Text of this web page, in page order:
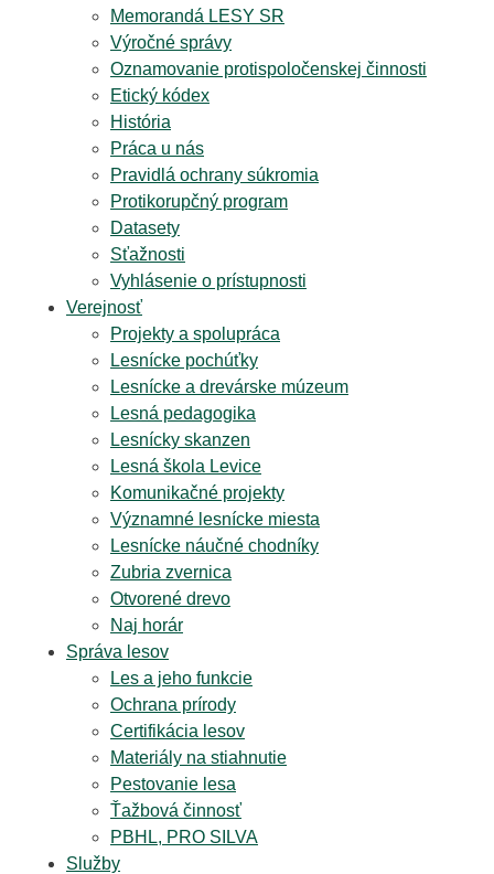
Memorandá LESY SR
Výročné správy
Oznamovanie protispoločenskej činnosti
Etický kódex
História
Práca u nás
Pravidlá ochrany súkromia
Protikorupčný program
Datasety
Sťažnosti
Vyhlásenie o prístupnosti
Verejnosť
Projekty a spolupráca
Lesnícke pochúťky
Lesnícke a drevárske múzeum
Lesná pedagogika
Lesnícky skanzen
Lesná škola Levice
Komunikačné projekty
Významné lesnícke miesta
Lesnícke náučné chodníky
Zubria zvernica
Otvorené drevo
Naj horár
Správa lesov
Les a jeho funkcie
Ochrana prírody
Certifikácia lesov
Materiály na stiahnutie
Pestovanie lesa
Ťažbová činnosť
PBHL, PRO SILVA
Služby